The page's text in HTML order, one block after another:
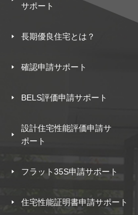
サポート
長期優良住宅とは？
確認申請サポート
BELS評価申請サポート
設計住宅性能評価申請サ
ポート
フラット35S申請サポート
住宅性能証明書申請サポート